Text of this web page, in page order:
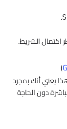
.
اكتمال الشريط.
)
يعني أنك بمجرد
دون الحاجة